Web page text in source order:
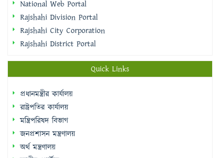
Rajshahi District Portal
Quick Links
প্রধানমন্ত্রীর কার্যালয়
জনপ্রশাসন মন্ত্রণালয়
অর্থ মন্ত্রণালয়
জাতীয় পোর্টাল
শিক্ষা মন্ত্রণালয়
মাধ্যমিক ও উচ্চশিক্ষা অধিদপ্তর